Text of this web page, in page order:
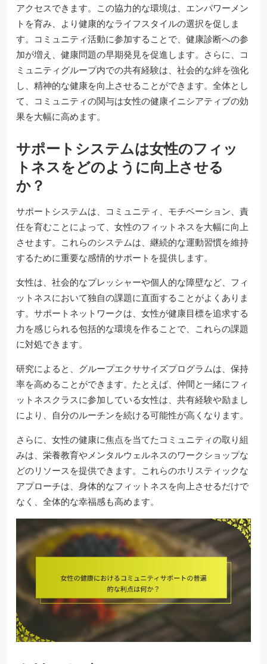
アクセスできます。この協力的な環境は、エンパワーメン
トを育み、より健康的なライフスタイルの選択を促しま
す。コミュニティ活動に参加することで、健康診断への参
加が増え、健康問題の早期発見を促進します。さらに、コ
ミュニティグループ内での共有経験は、社会的な絆を強化
し、精神的な健康を向上させることができます。全体とし
て、コミュニティの関与は女性の健康イニシアティブの効
果を大幅に高めます。
サポートシステムは女性のフィッ
トネスをどのように向上させる
か？
サポートシステムは、コミュニティ、モチベーション、責
任を育むことによって、女性のフィットネスを大幅に向上
させます。これらのシステムは、継続的な運動習慣を維持
するために重要な感情的サポートを提供します。
女性は、社会的なプレッシャーや個人的な障壁など、フィ
ットネスにおいて独自の課題に直面することがよくありま
す。サポートネットワークは、女性が健康目標を追求する
力を感じられる包括的な環境を作ることで、これらの課題
に対処できます。
研究によると、グループエクササイズプログラムは、保持
率を高めることができます。たとえば、仲間と一緒にフィ
ットネスクラスに参加している女性は、共有経験や励まし
により、自分のルーチンを続ける可能性が高くなります。
さらに、女性の健康に焦点を当てたコミュニティの取り組
みは、栄養教育やメンタルウェルネスのワークショップな
どのリソースを提供できます。これらのホリスティックな
アプローチは、身体的なフィットネスを向上させるだけで
なく、全体的な幸福感も高めます。